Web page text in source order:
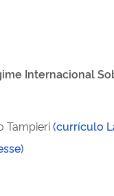
Internacional
Tampieri(currículo
)